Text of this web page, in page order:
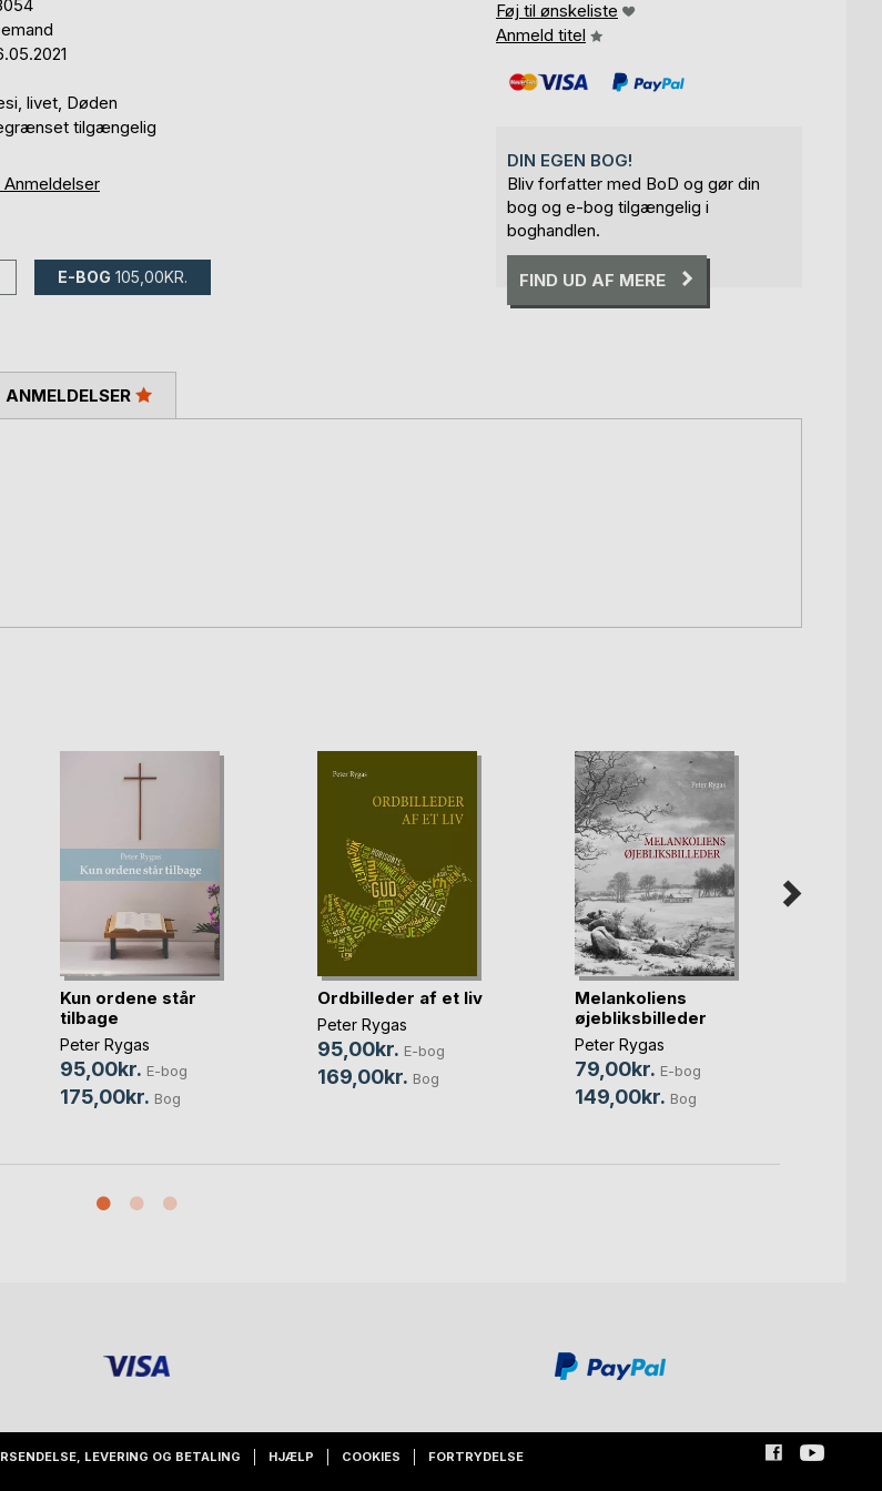
livet, Døden
tilgængelig
Anmeldelser
E-BOG 105,00KR.
Føj til ønskeliste
Anmeld titel
DIN EGEN BOG!
Bliv forfatter med BoD og gør din
bog og e-bog tilgængelig i
boghandlen.
FIND UD AF MERE
ANMELDELSER
Kun ordene står
tilbage
Peter Rygas
95,00kr. E-bog
175,00kr. Bog
Ordbilleder af et liv
Peter Rygas
95,00kr. E-bog
169,00kr. Bog
Melankoliens
øjebliksbilleder
Peter Rygas
79,00kr. E-bog
149,00kr. Bog
LEVERING OG BETALING HJÆLP COOKIES FORTRYDELSE